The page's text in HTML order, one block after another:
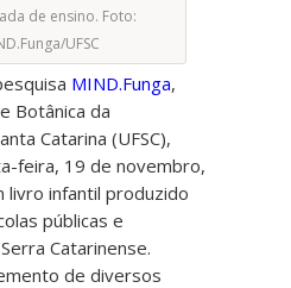
de ensino. Foto:
UFSC
MIND.Funga,
Botânica da
Catarina (UFSC),
feira, 19 de novembro,
livro infantil produzido
públicas e
Catarinense.
de diversos